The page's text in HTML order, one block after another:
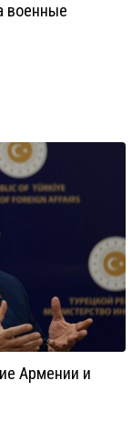
военные
Армении и